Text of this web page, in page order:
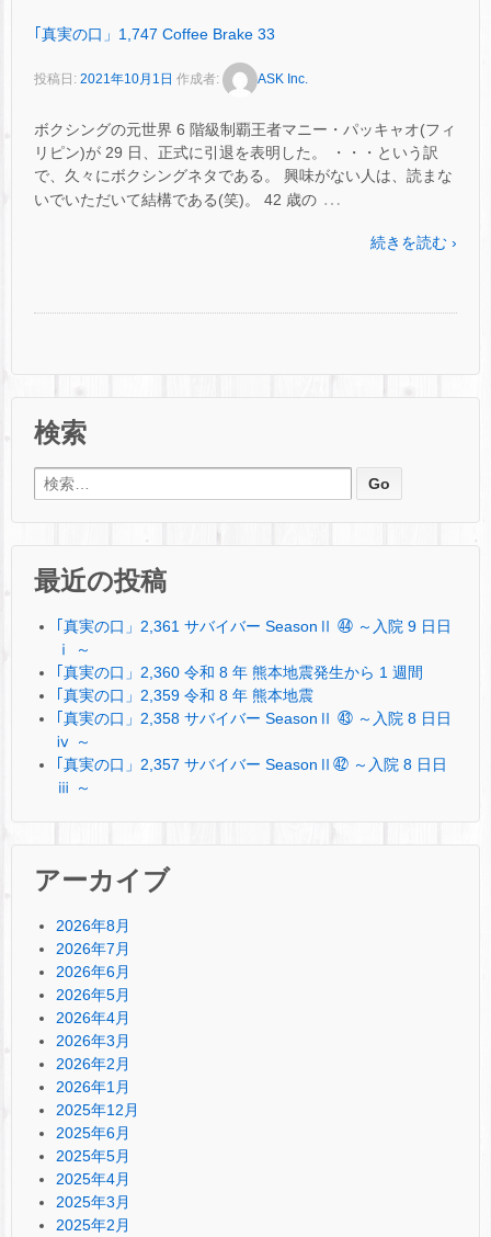
｢真実の口」1,747 Coffee Brake 33
投稿日: 2021年10月1日 作成者: ASK Inc.
ボクシングの元世界 6 階級制覇王者マニー・パッキャオ(フィ
リピン)が 29 日、正式に引退を表明した。 ・・・という訳
で、久々にボクシングネタである。 興味がない人は、読まな
いでいただいて結構である(笑)。 42 歳の …
続きを読む ›
検索
検索:
最近の投稿
｢真実の口」2,361 サバイバー SeasonⅡ ㊹ ～入院 9 日日
ⅰ ～
｢真実の口」2,360 令和 8 年 熊本地震発生から 1 週間
｢真実の口」2,359 令和 8 年 熊本地震
｢真実の口」2,358 サバイバー SeasonⅡ ㊸ ～入院 8 日日
ⅳ ～
｢真実の口」2,357 サバイバー SeasonⅡ㊷ ～入院 8 日日
ⅲ ～
アーカイブ
2026年8月
2026年7月
2026年6月
2026年5月
2026年4月
2026年3月
2026年2月
2026年1月
2025年12月
2025年6月
2025年5月
2025年4月
2025年3月
2025年2月